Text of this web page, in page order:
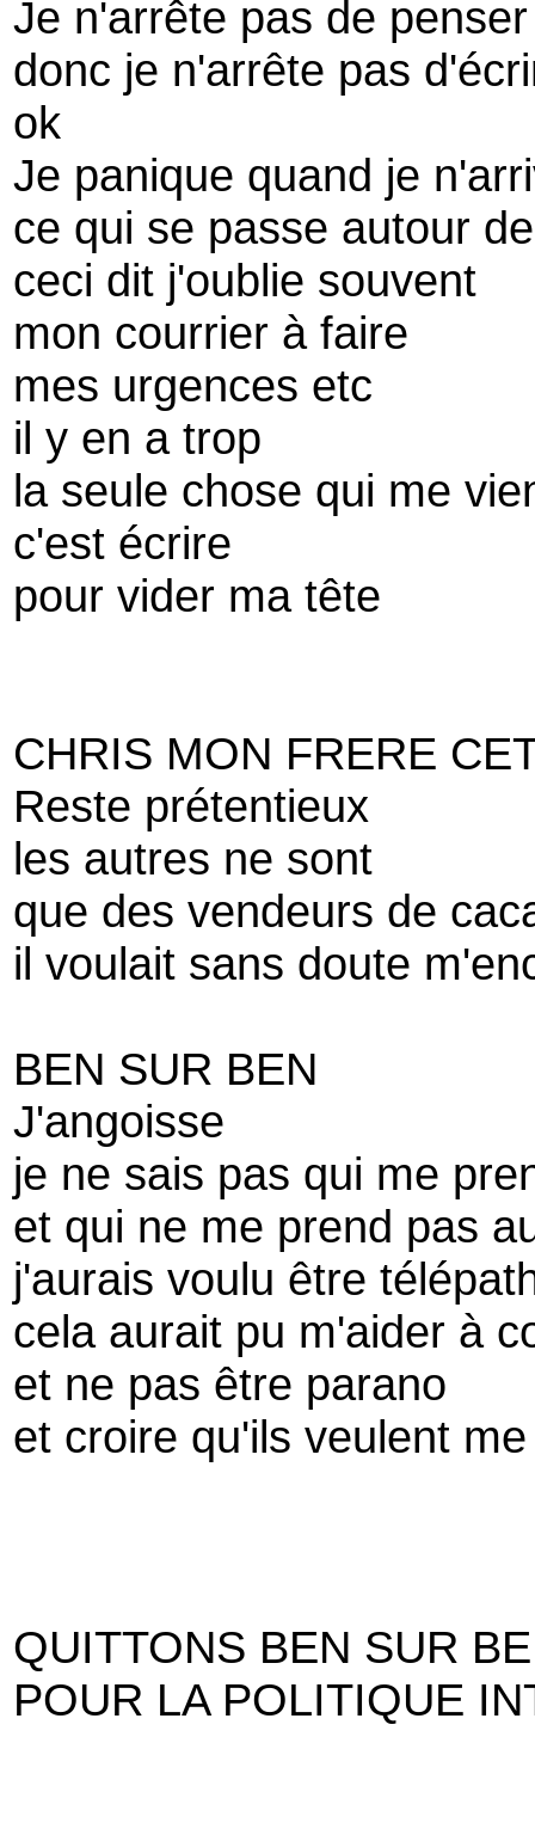
Je n'arrête pas de penser
donc je n'arrête pas
ok
Je panique quand je
ce qui se passe autour
ceci dit j'oublie souvent
mon courrier à faire
mes urgences etc
il y en a trop
la seule chose qui me
c'est écrire
pour vider ma tête
CHRIS MON FRERE
Reste prétentieux
les autres ne sont
que des vendeurs de
il voulait sans doute
BEN SUR BEN
J'angoisse
je ne sais pas qui me
et qui ne me prend pas
j'aurais voulu être
cela aurait pu m'aider à
et ne pas être parano
et croire qu'ils veulent
QUITTONS BEN SUR
POUR LA POLITIQUE